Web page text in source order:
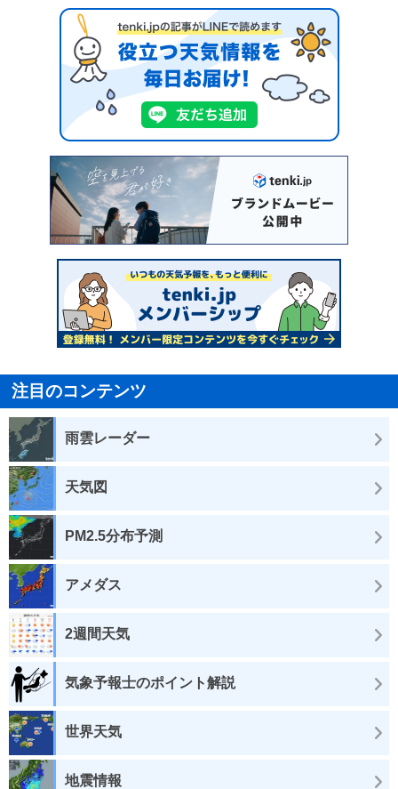
注目のコンテンツ
雨雲レーダー
天気図
PM2.5分布予測
アメダス
2週間天気
気象予報士のポイント解説
世界天気
地震情報